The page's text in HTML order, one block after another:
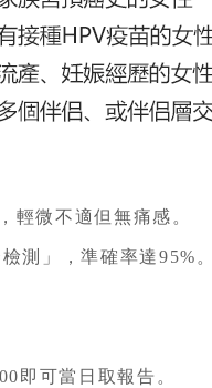
輕微不適但無痛感。
測」，準確率達95%。
即可當日取報告。